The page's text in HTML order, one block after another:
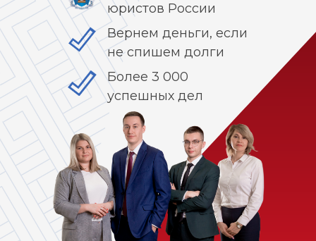
Вернем деньги, если
не спишем долги
Более 3 000
успешных дел
юристов России